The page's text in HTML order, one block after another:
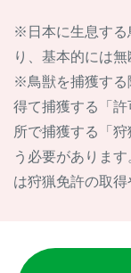
※日本に生息する
り、基本的には
※鳥獣を捕獲する
得て捕獲する「
所で捕獲する「
う必要がありま
は狩猟免許の取得